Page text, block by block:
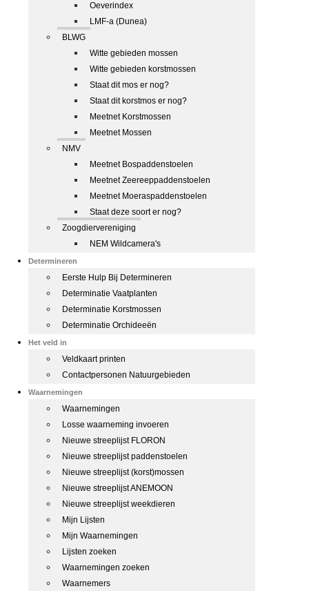
Oeverindex
LMF-a (Dunea)
BLWG
Witte gebieden mossen
Witte gebieden korstmossen
Staat dit mos er nog?
Staat dit korstmos er nog?
Meetnet Korstmossen
Meetnet Mossen
NMV
Meetnet Bospaddenstoelen
Meetnet Zeereeppaddenstoelen
Meetnet Moeraspaddenstoelen
Staat deze soort er nog?
Zoogdiervereniging
NEM Wildcamera's
Determineren
Eerste Hulp Bij Determineren
Determinatie Vaatplanten
Determinatie Korstmossen
Determinatie Orchideeën
Het veld in
Veldkaart printen
Contactpersonen Natuurgebieden
Waarnemingen
Waarnemingen
Losse waarneming invoeren
Nieuwe streeplijst FLORON
Nieuwe streeplijst paddenstoelen
Nieuwe streeplijst (korst)mossen
Nieuwe streeplijst ANEMOON
Nieuwe streeplijst weekdieren
Mijn Lijsten
Mijn Waarnemingen
Lijsten zoeken
Waarnemingen zoeken
Waarnemers